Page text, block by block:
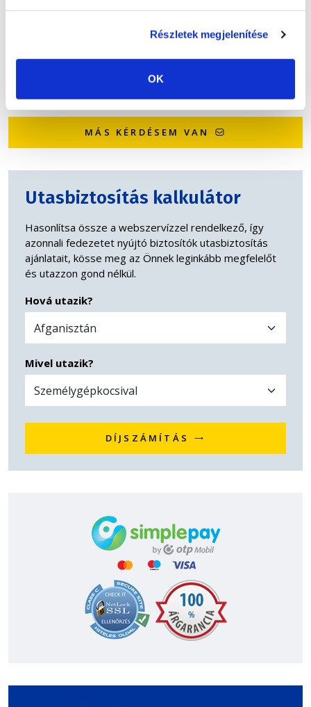
Részletek megjelenítése
OK
kapcsolatban a díjfizetés után a biztosító azonnal elvállalja a
Ön által megadott e-mail címre továbbít PDF formátumban.
MÁS KÉRDÉSEM VAN
Utasbiztosítás kalkulátor
Hasonlítsa össze a webszervízzel rendelkező, így
azonnali fedezetet nyújtó biztosítók utasbiztosítás
ajánlatait, kösse meg az Önnek leginkább megfelelőt
és utazzon gond nélkül.
Hová utazik?
Mivel utazik?
DÍJSZÁMÍTÁS